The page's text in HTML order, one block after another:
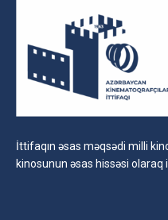
İttifaqın əsas məqsədi milli
kinosunun əsas hissəsi